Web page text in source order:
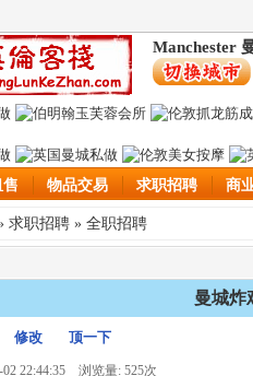
Manchester
售 物品交易 求职招聘 商
求职招聘 » 全职招聘
曼城炸
修改 顶一下
02 22:44:35 浏览量: 525次